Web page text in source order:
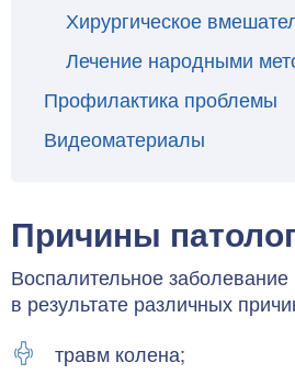
Хирургическое
Лечение народными
Профилактика проблемы
Видеоматериалы
Причины
Воспалительное заболевание
в результате различных
травм колена;